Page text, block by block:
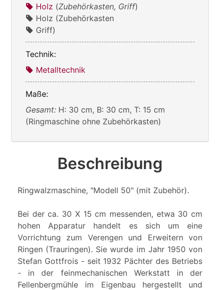
Holz (Zubehörkasten, Griff)
Holz (Zubehörkasten
Griff)
Technik:
Metalltechnik
Maße:
Gesamt: H: 30 cm, B: 30 cm, T: 15 cm
(Ringmaschine ohne Zubehörkasten)
Beschreibung
Ringwalzmaschine, "Modell 50" (mit Zubehör).
Bei der ca. 30 X 15 cm messenden, etwa 30 cm
hohen Apparatur handelt es sich um eine
Vorrichtung zum Verengen und Erweitern von
Ringen (Trauringen). Sie wurde im Jahr 1950 von
Stefan Gottfrois - seit 1932 Pächter des Betriebs
- in der feinmechanischen Werkstatt in der
Fellenbergmühle im Eigenbau hergestellt und